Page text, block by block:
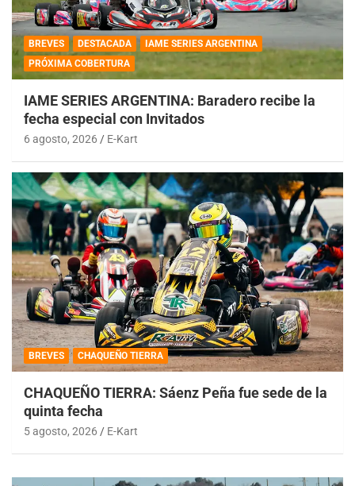
BREVES DESTACADA
IAME SERIES ARGENTINA
PRÓXIMA COBERTURA
IAME SERIES ARGENTINA: Baradero recibe la
fecha especial con Invitados
6 agosto, 2026 E-Kart
BREVES CHAQUEÑO TIERRA
CHAQUEÑO TIERRA: Sáenz Peña fue sede de la
quinta fecha
5 agosto, 2026 E-Kart